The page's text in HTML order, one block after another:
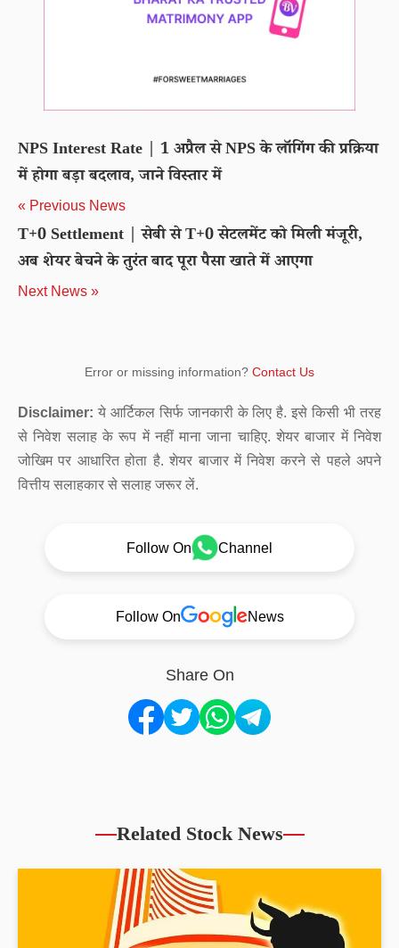
NPS Interest Rate | 1 अप्रैल से NPS के लॉगिंग की प्रक्रिया
में होगा बड़ा बदलाव, जाने विस्तार में
« Previous News
T+0 Settlement | सेबी से T+0 सेटलमेंट को मिली मंजूरी,
अब शेयर बेचने के तुरंत बाद पूरा पैसा खाते में आएगा
Next News »
Error or missing information? Contact Us
Disclaimer: ये आर्टिकल सिर्फ जानकारी के लिए है. इसे किसी भी तरह
से निवेश सलाह के रूप में नहीं माना जाना चाहिए. शेयर बाजार में निवेश
जोखिम पर आधारित होता है. शेयर बाजार में निवेश करने से पहले अपने
वित्तीय सलाहकार से सलाह जरूर लें.
Follow On Channel
Follow On News
Share On
Related Stock News